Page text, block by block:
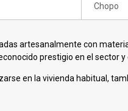
Chopo
artesanalmente con
prestigio en el sector y
en la vivienda habitual,